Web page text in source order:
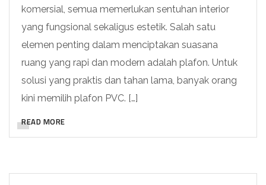
komersial, semua memerlukan sentuhan interior
yang fungsional sekaligus estetik. Salah satu
elemen penting dalam menciptakan suasana
ruang yang rapi dan modern adalah plafon. Untuk
solusi yang praktis dan tahan lama, banyak orang
kini memilih plafon PVC. […]
READ MORE